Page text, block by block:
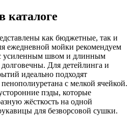
каталоге
как бюджетные, так и
ежедневной мойки рекомендуем
усиленным швом и длинным
Для детейлинга и
идеально подходят
с мелкой ячейкой.
пэды, которые
жёсткость на одной
для безворсовой сушки.